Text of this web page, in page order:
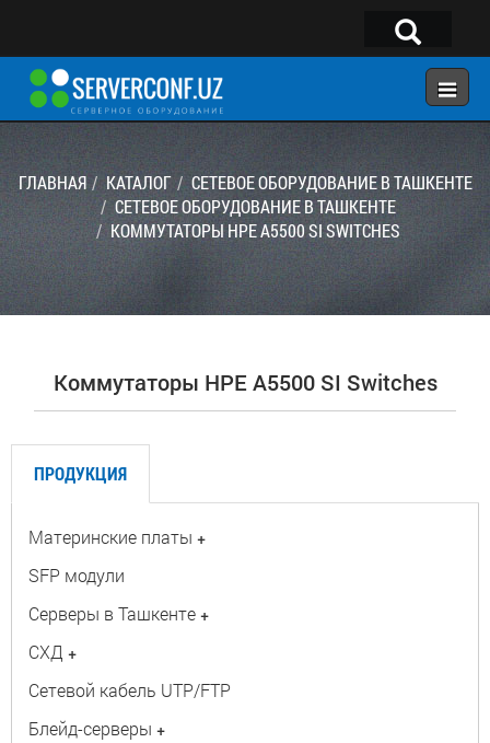
×
ГЛАВНАЯ
КОНФИГУРАТОР
КАТАЛОГ
Telegram:@serverconf_uz
Тел: (90) 932-18-00
ГЛАВНАЯ КАТАЛОГ
СЕТЕВОЕ ОБОРУДОВАНИЕ В ТАШКЕНТЕ
СЕТЕВОЕ ОБОРУДОВАНИЕ В ТАШКЕНТЕ
KОММУТАТОРЫ HPE A5500 SI SWITCHES
Kоммутаторы HPE A5500 SI Switches
ПРОДУКЦИЯ
Материнские платы +
SFP модули
Серверы в Ташкенте +
СХД +
Сетевой кабель UTP/FTP
Блейд-серверы +